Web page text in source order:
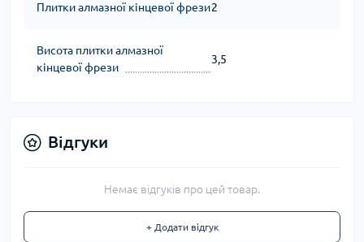
Плитки алмазної кінцевої фрези2
Висота плитки алмазної
кінцевої фрези
3,5
Відгуки
Немає відгуків про цей товар.
+ Додати відгук